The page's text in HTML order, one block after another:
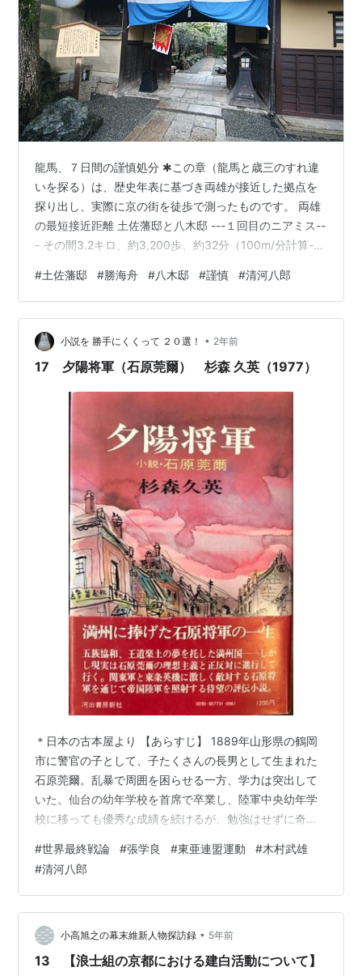
江戸へ呼び戻す。八郎は江戸に戻ったあと浪士組を動か
そうとするが、京都で完全に幕府と対立していたため狙
われていた。
文久3年4月13日幕府の刺客、佐々木只三郎、窪田泉太
郎など6名によって麻布一ノ橋で討たれ首を切られた。
享年34。『女士道』によると首は石坂周造がとりもど
し、山岡英子（山岡鉄舟の妻）が保管し遺族に渡したと
いう。八郎死後、幕府は浪士組を新徴組と改名し庄内藩
預かりとした。
龍馬、７日間の謹慎処分 ✱この章（龍馬と歳三のすれ違
いを探る）は、歴史年表に基づき両雄が接近した拠点を
探り出し、実際に京の街を徒歩で測ったものです。 両雄
の最短接近距離 土佐藩邸と八木邸 ---１回目のニアミス--
- その間3.2キロ、約3,200歩、約32分（100m/分計算-か
馬・勝海舟、江戸に向かう。同月16日、勝邸に入る。２
月20日、龍馬、京の土佐藩邸に戻る。そこで龍馬に土佐
藩より７日間の謹慎が命ぜられる。つまりこの７日間、
龍馬は土佐藩邸から動いていない。 ✱土佐藩邸（現・京
都府京都市中京区木屋町通蛸薬師角備前島町） ◆土方歳
#土佐藩邸 #勝海舟 #八木邸 #謹慎 #清河八郎
小説を 勝手にくくって ２０選！ • 2年前
17 夕陽将軍（石原莞爾） 杉森 久英（1977）
＊日本の古本屋より 【あらすじ】 1889年山形県の鶴岡
市に警官の子として、子たくさんの長男として生まれた
石原莞爾。乱暴で周囲を困らせる一方、学力は突出して
いた。仙台の幼年学校を首席で卒業し、陸軍中央幼年学
校に移っても優秀な成績を続けるが、勉強はせずに奇行
に口答えをするなど、生活態度の悪さが目立つようにな
る。 石原は会津連隊に配属されると、連隊の名誉のため
に陸軍大学校を受験することになり、勉強時間の取れる
見習士官の教官となる。しかし厳しい教育訓練を行い、
受験勉強をしないまま難関の試験に合格する。本来は徹
夜も続く大学校の勉強も要領よくこなしたが、…
#世界最終戦論 #張学良 #東亜連盟運動 #木村武雄
#清河八郎
小高旭之の幕末維新人物探訪録 • 5年前
13 【浪士組の京都における建白活動について】